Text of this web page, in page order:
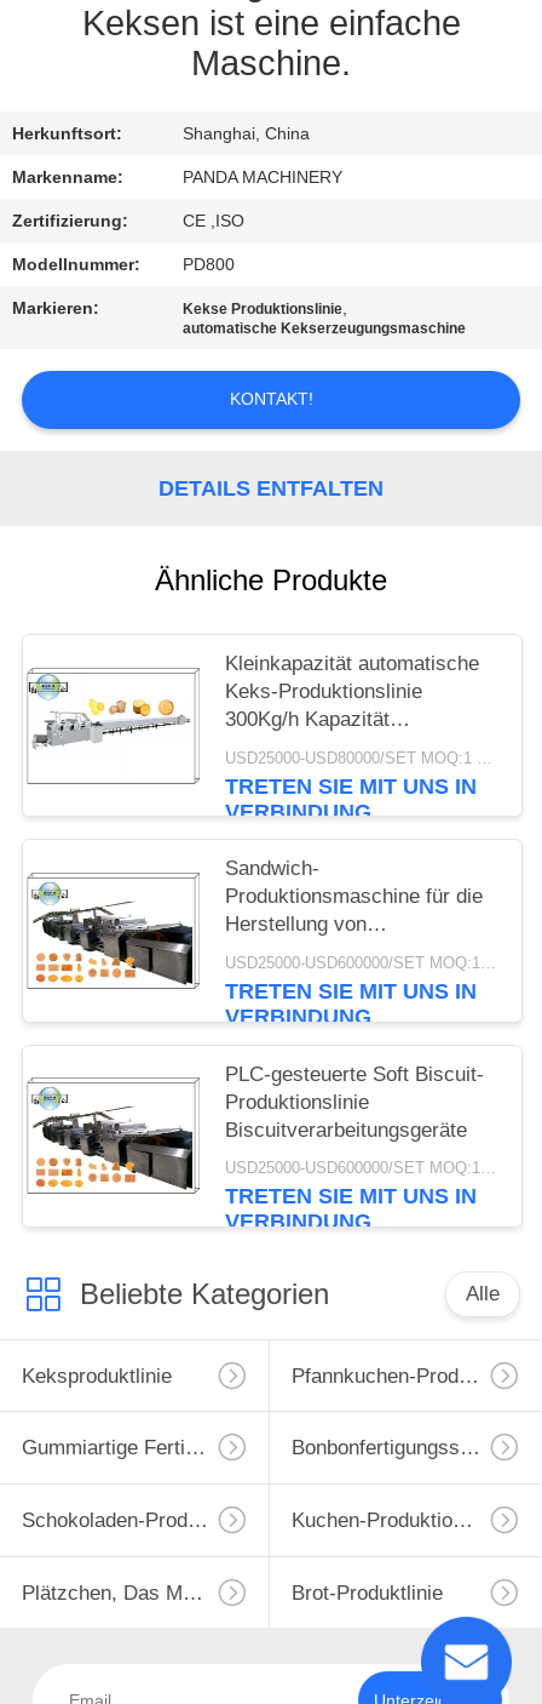
SITEMAP
POLICY
Keksen ist eine einfache
Maschine.
Herkunftsort: Shanghai, China
Markenname: PANDA MACHINERY
Zertifizierung: CE ,ISO
Modellnummer: PD800
Markieren: Kekse Produktionslinie,
automatische Kekserzeugungsmaschine
KONTAKT!
DETAILS ENTFALTEN
Ähnliche Produkte
Kleinkapazität automatische
Keks-Produktionslinie
300Kg/h Kapazität
Edelstahlmaterial
TRETEN SIE MIT UNS IN
VERBINDUNG
Sandwich-
Produktionsmaschine für die
Herstellung von
kommerziellen Keksen
Produktionsausrüstung für
Kekse Maschinenkapazität 50
USD25000-USD600000/SET MOQ:1 Satz
TRETEN SIE MIT UNS IN
VERBINDUNG
PLC-gesteuerte Soft Biscuit-
Produktionslinie
Biscuitverarbeitungsgeräte
USD25000-USD600000/SET MOQ:1 Satz
TRETEN SIE MIT UNS IN
VERBINDUNG
Beliebte Kategorien Alle
Keksproduktlinie Pfannkuchen-Produktionslinie
Gummiartige Fertigungsstraße Bonbonfertigungsstraße
Schokoladen-Produktlinie Kuchen-Produktions-Maschine
Plätzchen, Das Maschine Bildet Brot-Produktlinie